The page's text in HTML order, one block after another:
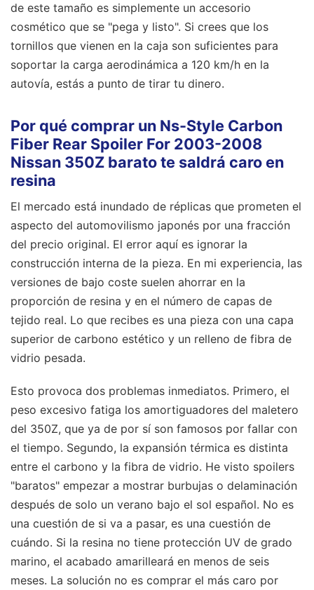
de este tamaño es simplemente un accesorio
cosmético que se "pega y listo". Si crees que los
tornillos que vienen en la caja son suficientes para
soportar la carga aerodinámica a 120 km/h en la
autovía, estás a punto de tirar tu dinero.
Por qué comprar un Ns-Style Carbon
Fiber Rear Spoiler For 2003-2008
Nissan 350Z barato te saldrá caro en
resina
El mercado está inundado de réplicas que prometen el
aspecto del automovilismo japonés por una fracción
del precio original. El error aquí es ignorar la
construcción interna de la pieza. En mi experiencia, las
versiones de bajo coste suelen ahorrar en la
proporción de resina y en el número de capas de
tejido real. Lo que recibes es una pieza con una capa
superior de carbono estético y un relleno de fibra de
vidrio pesada.
Esto provoca dos problemas inmediatos. Primero, el
peso excesivo fatiga los amortiguadores del maletero
del 350Z, que ya de por sí son famosos por fallar con
el tiempo. Segundo, la expansión térmica es distinta
entre el carbono y la fibra de vidrio. He visto spoilers
"baratos" empezar a mostrar burbujas o delaminación
después de solo un verano bajo el sol español. No es
una cuestión de si va a pasar, es una cuestión de
cuándo. Si la resina no tiene protección UV de grado
marino, el acabado amarilleará en menos de seis
meses. La solución no es comprar el más caro por